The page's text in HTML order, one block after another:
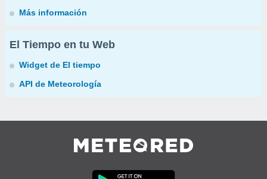
Más información
El Tiempo en tu Web
Widget de El tiempo
API de Meteorología